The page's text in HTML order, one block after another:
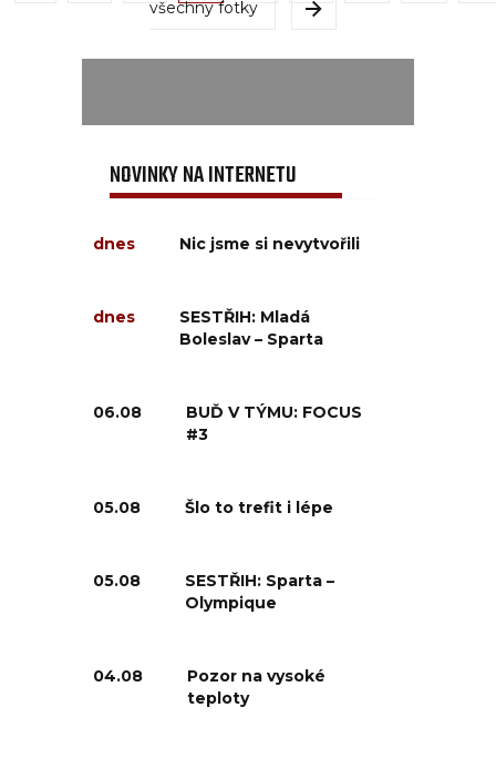
všechny fotky
NOVINKY NA INTERNETU
dnes Nic jsme si nevytvořili
dnes
SESTŘIH: Mladá
Boleslav – Sparta
06.08
BUĎ V TÝMU: FOCUS
#3
05.08 Šlo to trefit i lépe
05.08
SESTŘIH: Sparta –
Olympique
04.08
Pozor na vysoké
teploty